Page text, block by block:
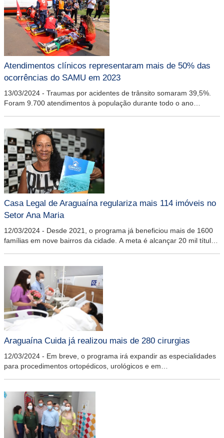
Atendimentos clínicos representaram mais de 50% das
ocorrências do SAMU em 2023
13/03/2024 - Traumas por acidentes de trânsito somaram 39,5%.
Foram 9.700 atendimentos à população durante todo o ano
Casa Legal de Araguaína regulariza mais 114 imóveis no
Setor Ana Maria
12/03/2024 - Desde 2021, o programa já beneficiou mais de 1600
famílias em nove bairros da cidade. A meta é alcançar 20 mil títulos
Araguaína Cuida já realizou mais de 280 cirurgias
12/03/2024 - Em breve, o programa irá expandir as especialidades
para procedimentos ortopédicos, urológicos e em